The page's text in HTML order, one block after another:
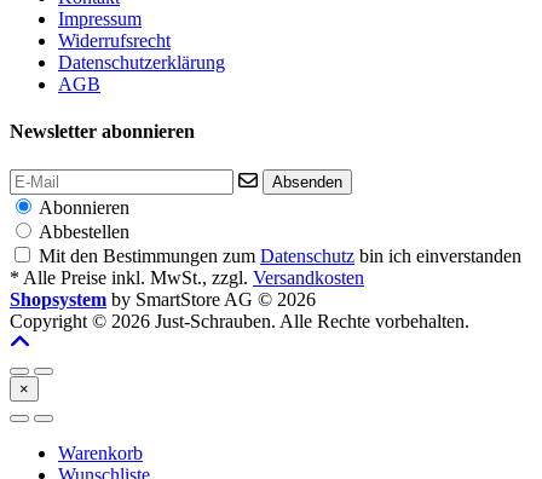
Impressum
Widerrufsrecht
Datenschutzerklärung
AGB
Newsletter abonnieren
Absenden
Abonnieren
Abbestellen
Mit den Bestimmungen zum Datenschutz bin ich einverstanden
* Alle Preise inkl. MwSt., zzgl. Versandkosten
Shopsystem by SmartStore AG © 2026
Copyright © 2026 Just-Schrauben. Alle Rechte vorbehalten.
×
Warenkorb
Wunschliste